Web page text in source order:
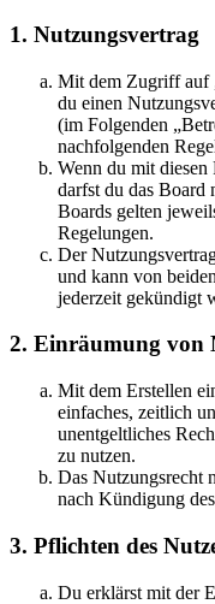
1. Nutzungsvertrag
Mit dem Zugriff auf
du einen
(im Folgenden
nachfolgenden
Wenn du mit diesen
darfst du das Board
Boards gelten
Regelungen.
Der
und kann von
jederzeit gekündigt
2. Einräumung von
Mit dem Erstellen
einfaches, zeitlich
unentgeltliches
zu nutzen.
Das Nutzungsrecht
nach Kündigung
3. Pflichten des
Du erklärst mit der